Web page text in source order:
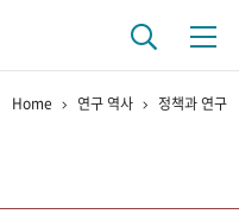
Home 연구 역사 정책과 연구